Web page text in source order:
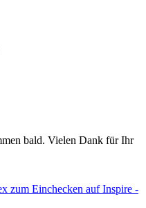
bald. Vielen Dank für Ihr
zum Einchecken auf Inspire -